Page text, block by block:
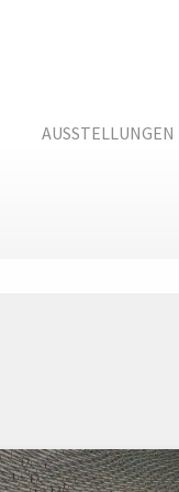
AUSSTELLUNGEN